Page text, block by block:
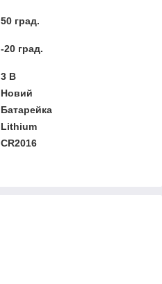
50 град.
-20 град.
3 В
Новий
Батарейка
Lithium
CR2016